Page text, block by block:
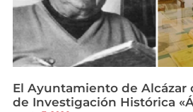
El Ayuntamiento de Alcázar
de Investigación Histórica